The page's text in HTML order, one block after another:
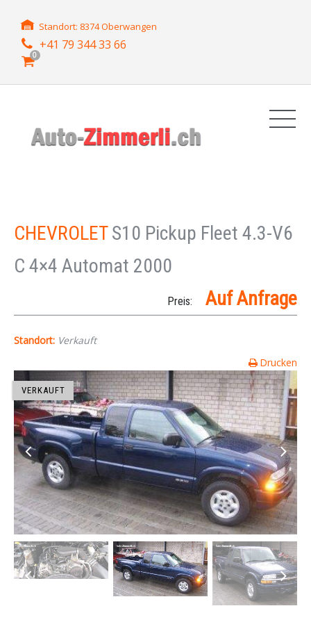
Standort: 8374 Oberwangen
+41 79 344 33 66
0
CHEVROLETS10 Pickup Fleet 4.3-V6
C 4×4 Automat 2000
Preis: Auf Anfrage
Standort: Verkauft
Drucken
VERKAUFT